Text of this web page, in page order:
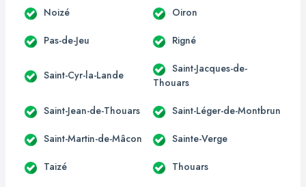
Noizé Oiron
Pas-de-Jeu Rigné
Saint-Cyr-la-Lande
Saint-Jacques-de-
Thouars
Saint-Jean-de-Thouars Saint-Léger-de-Montbrun
Saint-Martin-de-Mâcon Sainte-Verge
Taizé Thouars